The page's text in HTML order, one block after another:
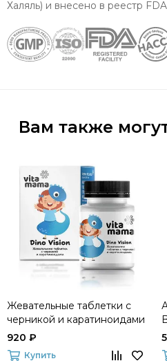
Халяль) и внесено в реестр
Вам также
Жевательные таблетки с
черникой и каратиноидами
Vitamama Dino Vision
920 ₽
Купить